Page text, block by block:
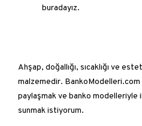
buradayız.
Ahşap, doğallığı, sıcaklığı ve
malzemedir.
paylaşmak ve banko modelleriyle
sunmak istiyorum.